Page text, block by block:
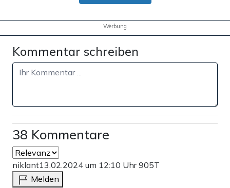
Werbung
Kommentar schreiben
38 Kommentare
niklant13.02.2024 um 12:10 Uhr905T
Melden